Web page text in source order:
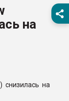
Москва
на